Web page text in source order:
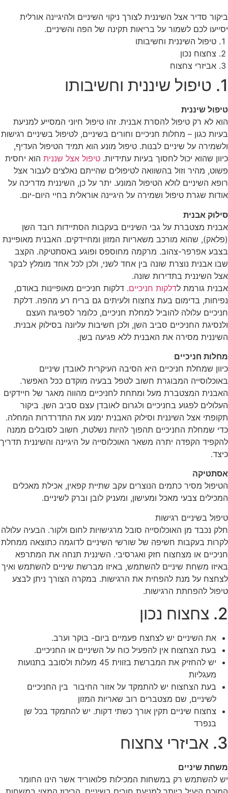
ביקור סדיר אצל השיננית לצורך ניקוי השיניים ולהיגיינה אורלית
יסייעו לכם לשמור על בריאות תקינה של הפה והשיניים.
טיפול השיננית וחשיבותו
צחצוח נכון
אביזרי צחצוח
1. טיפול שיננית וחשיבותו
טיפול שיננית
הוא לא רק טיפול להסרת אבנית. זהו טיפול חיוני המסייע למניעת
בעיות כגון – מחלות חניכיים וחורים בשיניים, לטיפול בשיניים רגישות
ולשמירה על שיניים לבנות. טיפול מונע הוא תמיד הטיפול העדיף,
כיוון שהוא יכול לחסוך בעיות עתידיות. טיפול אצל שננית הוא יחסית
פשוט, מהיר וזול בהשוואה לטיפולים שהייתם נאלצים לעבור אצל
רופא השיניים לולא הטיפול המונע. יתר על כן, השיננית מדריכה על
אודות שגרת טיפול ושמירה על היגיינה אוראלית בחיי היום-יום.
סילוק אבנית
אבנית מצטברת על גבי השיניים בעקבות הסתיידות רובד השן
(פלאק), שהוא מורכב משאריות המזון ומחיידקים. האבנית מאופיינת
בצבע אפרפר-צהוב. מרקמה מחוספס ופוגע באסתטיקה. הקצב
שבו אבנית נוצרת שונה בין אחד לשני, ולכן לכל אחד מומלץ לבקר
אצל השיננית בתדירות שונה.
אבנית גורמת לדלקות חניכיים. דלקות חניכיים מאופיינות באודם,
נפיחות, בדימום בעת צחצוח ולעיתים גם בריח רע מהפה. דלקת
חניכיים עלולה להוביל למחלת חניכיים, כלומר לספיגת העצם
ולנסיגת החניכיים סביב השן, ולכן חשיבות עליונה בסילוק אבנית.
השיננית מסירה את האבנית ללא פגיעה בשן.
מחלות חניכיים
כיוון שמחלת חניכיים היא הסיבה העיקרית לאובדן שיניים
באוכלוסייה המבוגרת חשוב לטפל בבעיה מוקדם ככל האפשר.
האבנית המצטברת מעל ומתחת לחניכיים מהווה מאגר של חיידקים
העלולים לפגוע בחניכיים ולגרום לאובדן עצם סביב השן. ביקור
תקופתי אצל השיננית וסילוק האבנית ימנע את התדרדרות המחלה.
כדי שמחלת החניכיים תהפוך להיות נשלטת, חשוב לסובלים ממנה
להקפיד הקפדה יתרה משאר האוכלוסייה על היגיינה והשיננית תדריך
כיצד.
אסתטיקה
הטיפול מסיר כתמים הנוצרים עקב שתיית קפאין, אכילת מאכלים
המכילים צבעי מאכל ומעישון, ומעניק לובן וברק לשיניים.
טיפול בשיניים רגישות
חלק נכבד מן האוכלוסייה סובל מרגישויות לחום ולקור. הבעיה עלולה
לקרות בעקבות חשיפה של שורשי השיניים לדוגמה כתוצאה ממחלת
חניכיים או מצחצוח חזק ואגרסיבי. השיננית תנחה את המתרפא
באיזו משחת שיניים להשתמש, באיזו מברשת שיניים להשתמש ואיך
לצחצח על מנת להפחית את הרגישות. במקרה הצורך ניתן לבצע
טיפול להפחתת הרגישות.
2. צחצוח נכון
את השיניים יש לצחצח פעמיים ביום- בוקר וערב.
בעת הצחצוח אין להפעיל כוח על השיניים או החניכיים.
יש להחזיק את המברשת בזווית 45 מעלות ולסובב בתנועות
מעגליות
בעת הצחצוח יש להתמקד על אזור החיבור בין החניכיים
לשיניים, שם מצטברים רוב שאריות המזון
צחצוח שיניים תקין אורך כשתי דקות. יש להתמקד בכל שן
בנפרד
3. אביזרי צחצוח
משחת שיניים
יש להשתמש רק במשחות המכילות פלואוריד אשר הינו החומר